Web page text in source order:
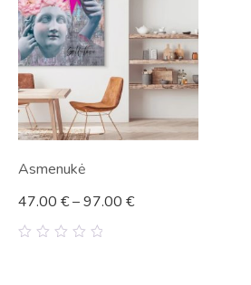
Asmenukė
47.00 €–97.00 €